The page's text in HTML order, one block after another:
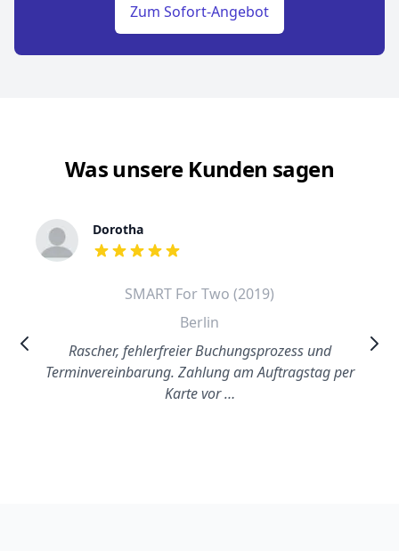
Zum Sofort-Angebot
Was unsere Kunden sagen
Dorotha
out of 5 stars
SMART For Two (2019)
Berlin
Rascher, fehlerfreier Buchungsprozess und
Terminvereinbarung. Zahlung am Auftragstag per
Karte vor …